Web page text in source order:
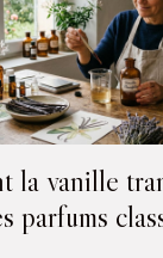
la vanille
parfums